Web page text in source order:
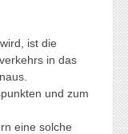
ist die
in das
und zum
eine solche